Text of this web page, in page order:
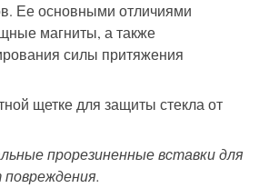
Ее основными отличиями
магниты, а также
силы притяжения
прорезиненные вставки для